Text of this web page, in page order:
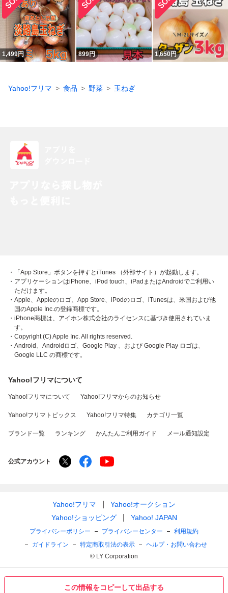
この情報をコピーして出品する
1,499円 899円 1,650円
Yahoo!フリマ 食品 野菜 玉ねぎ
・「App Store」ボタンを押すとiTunes （外部サイト）が起動します。
・アプリケーションはiPhone、iPod touch、iPadまたはAndroidでご利用い
ただけます。
・Apple、Appleのロゴ、App Store、iPodのロゴ、iTunesは、米国および他
国のApple Inc.の登録商標です。
・iPhone商標は、アイホン株式会社のライセンスに基づき使用されていま
す。
・Copyright (C) Apple Inc. All rights reserved.
・Android、Androidロゴ、Google Play 、および Google Play ロゴは、
Google LLC の商標です。
Yahoo!フリマについて
Yahoo!フリマについて Yahoo!フリマからのお知らせ
Yahoo!フリマトピックス Yahoo!フリマ特集 カテゴリ一覧
ブランド一覧 ランキング かんたんご利用ガイド メール通知設定
公式アカウント
Yahoo!フリマ
Yahoo!オークション
Yahoo!ショッピング
Yahoo! JAPAN
プライバシーポリシー プライバシーセンター
利用規約
ガイドライン
特定商取引法の表示
ヘルプ・お問い合わせ
© LY Corporation